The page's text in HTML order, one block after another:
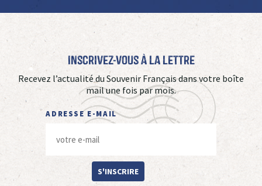
Inscrivez-vous à La Lettre
Recevez l’actualité du Souvenir Français dans votre boîte
mail une fois par mois.
ADRESSE E-MAIL
S'INSCRIRE